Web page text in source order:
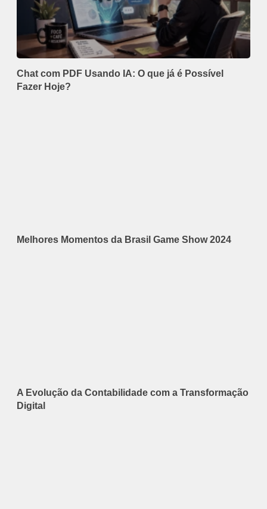
Chat com PDF Usando IA: O que já é Possível
Fazer Hoje?
Melhores Momentos da Brasil Game Show 2024
A Evolução da Contabilidade com a Transformação
Digital